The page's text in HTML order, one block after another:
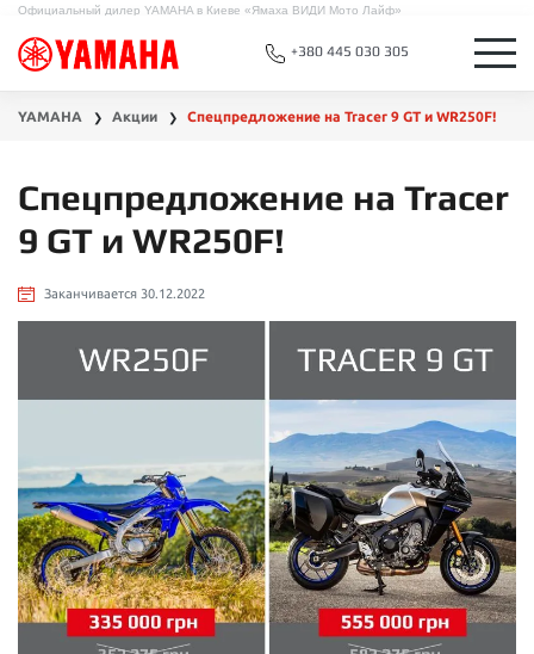
Официальный дилер YAMAHA в Киеве «Ямаха ВИДИ Мото Лайф»
+380 445 030 305
YAMAHA ❯ Акции ❯ Спецпредложение на Tracer 9 GT и WR250F!
Спецпредложение на Tracer
9 GT и WR250F!
Заканчивается 30.12.2022